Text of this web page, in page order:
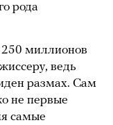
рода
миллионов
ведь
размах. Сам
не первые
самые